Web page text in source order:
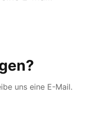
uns eine E-Mail.